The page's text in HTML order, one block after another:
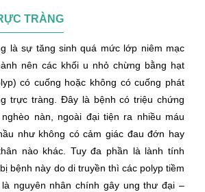
TRÀNG
là sự tăng sinh quá mức lớp niêm mạc
nên các khối u nhỏ chừng bằng hạt
có cuống hoặc không có cuống phát
trực tràng. Đây là bệnh có triệu chứng
nàn, ngoài đại tiện ra nhiều máu
như không có cảm giác đau đớn hay
nào khác. Tuy đa phần là lành tính
bệnh này do di truyền thì các polyp tiềm
nguyên nhân chính gây ung thư đại –